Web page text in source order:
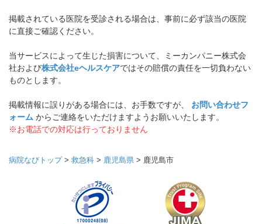
掲載されている医院を受診される場合は、事前に必ず該当の医院
に直接ご確認ください。
当サービスによって生じた損害について、ミーカンパニー株式会
社および株式会社eヘルスケアではその賠償の責任を一切負わない
ものとします。
掲載情報に誤りがある場合には、お手数ですが、 お問い合わせフ
ォーム からご連絡をいただけますようお願いいたします。
※お電話での対応は行っておりません
病院なびトップ> 救急科 > 鹿児島県 > 鹿児島市